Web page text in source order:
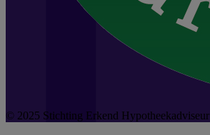
© 2025 Stichting Erkend Hypotheekadviseur